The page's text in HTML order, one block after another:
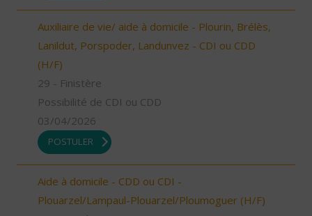
Auxiliaire de vie/ aide à domicile - Plourin, Brélès,
Lanildut, Porspoder, Landunvez - CDI ou CDD
(H/F)
29 - Finistère
Possibilité de CDI ou CDD
03/04/2026
POSTULER
Aide à domicile - CDD ou CDI -
Plouarzel/Lampaul-Plouarzel/Ploumoguer (H/F)